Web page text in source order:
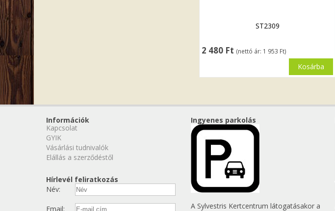
2 480 Ft (nettó ár: 1 953 Ft)
ST2309
Kosárba
Információk
Kapcsolat
GYIK
Vásárlási tudnivalók
Elállás a szerződéstől
Hírlevél feliratkozás
Név:
Email:
Ingyenes parkolás
A Sylvestris Kertcentrum látogatásakor a